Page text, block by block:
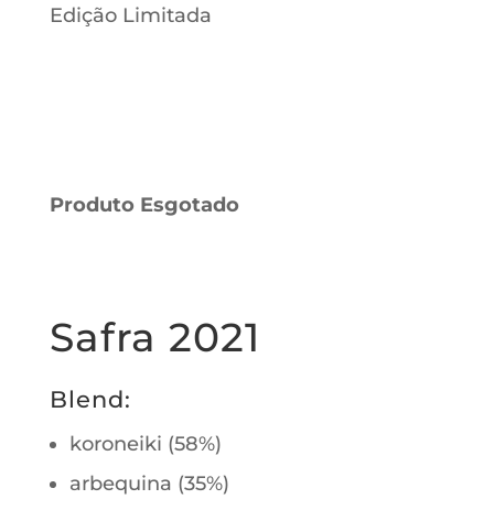
Edição Limitada
Produto Esgotado
Safra 2021
Blend:
koroneiki (58%)
arbequina (35%)